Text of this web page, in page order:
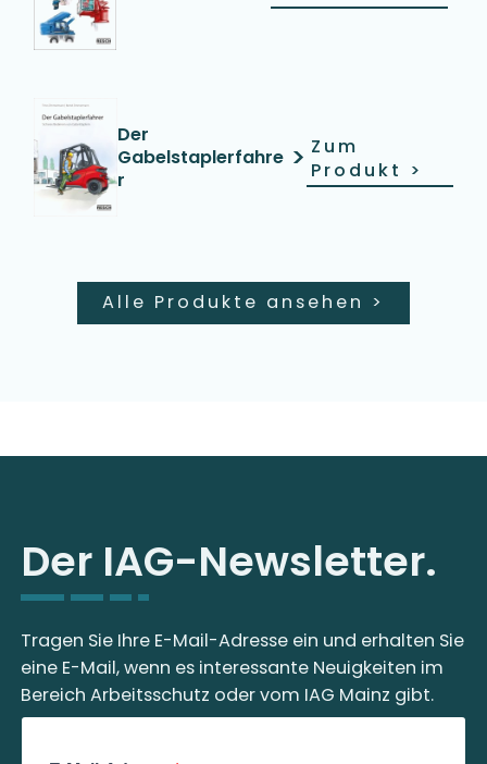
Der
Gabelstaplerfahre
r
> Zum
Produkt >
Alle Produkte ansehen >
Der IAG-Newsletter.
Tragen Sie Ihre E-Mail-Adresse ein und erhalten Sie
eine E-Mail, wenn es interessante Neuigkeiten im
Bereich Arbeitsschutz oder vom IAG Mainz gibt.